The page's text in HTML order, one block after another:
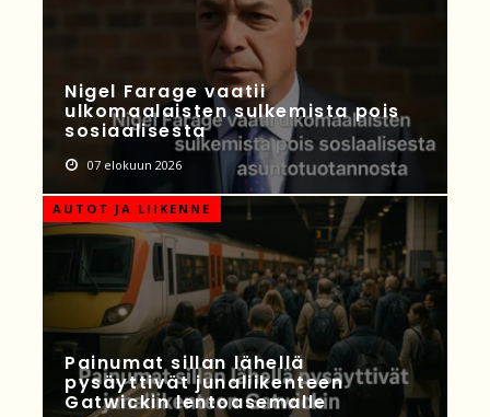
Nigel Farage vaatii
ulkomaalaisten sulkemista pois
sosiaalisesta
07 elokuun 2026
AUTOT JA LIIKENNE
Painumat sillan lähellä
pysäyttivät junaliikenteen
Gatwickin lentoasemalle